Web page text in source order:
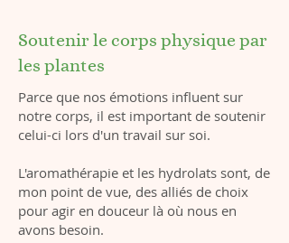
Soutenir le corps physique par
les plantes
Parce que nos émotions influent sur
notre corps, il est important de soutenir
celui-ci lors d'un travail sur soi.​
L'aromathérapie et les hydrolats sont, de
mon point de vue, des alliés de choix
pour agir en douceur là où nous en
avons besoin.